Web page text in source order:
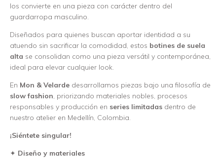
los convierte en una pieza con carácter dentro del
guardarropa masculino.
Diseñados para quienes buscan aportar identidad a su
atuendo sin sacrificar la comodidad, estos botines de suela
alta se consolidan como una pieza versátil y contemporánea,
ideal para elevar cualquier look.
En Mon & Velarde desarrollamos piezas bajo una filosofía de
slow fashion, priorizando materiales nobles, procesos
responsables y producción en series limitadas dentro de
nuestro atelier en Medellín, Colombia.
¡Siéntete singular!
✦ Diseño y materiales